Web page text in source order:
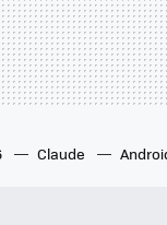
Claude